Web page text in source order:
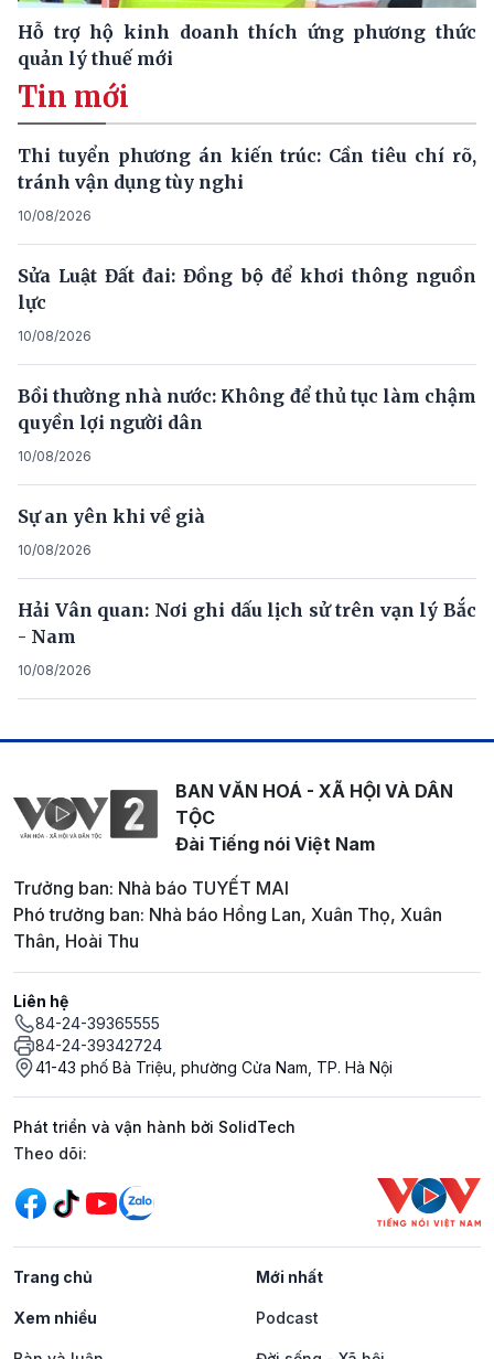
Hỗ trợ hộ kinh doanh thích ứng phương thức
quản lý thuế mới
Tin mới
Thi tuyển phương án kiến trúc: Cần tiêu chí rõ,
tránh vận dụng tùy nghi
10/08/2026
Sửa Luật Đất đai: Đồng bộ để khơi thông nguồn
lực
10/08/2026
Bồi thường nhà nước: Không để thủ tục làm chậm
quyền lợi người dân
10/08/2026
Sự an yên khi về già
10/08/2026
Hải Vân quan: Nơi ghi dấu lịch sử trên vạn lý Bắc
- Nam
10/08/2026
BAN VĂN HOÁ - XÃ HỘI VÀ DÂN
TỘC
Đài Tiếng nói Việt Nam
Trưởng ban: Nhà báo TUYẾT MAI
Phó trưởng ban: Nhà báo Hồng Lan, Xuân Thọ, Xuân
Thân, Hoài Thu
Liên hệ
84-24-39365555
84-24-39342724
41-43 phố Bà Triệu, phường Cửa Nam, TP. Hà Nội
Phát triển và vận hành bởi SolidTech
Mạng xã hội
Theo dõi:
Trang chủ Mới nhất
Xem nhiều Podcast